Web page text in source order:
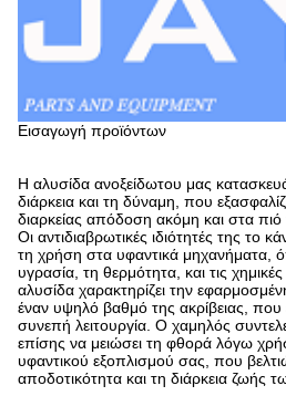
Εισαγωγή προϊόντων
Η αλυσίδα ανοξείδωτου μας
διάρκεια και τη δύναμη, που
διαρκείας απόδοση ακόμη και στα πιό
Οι αντιδιαβρωτικές ιδιότητές της το
τη χρήση στα υφαντικά μηχανήματα,
υγρασία, τη θερμότητα, και τις
αλυσίδα χαρακτηρίζει την
έναν υψηλό βαθμό της ακρίβειας, που
συνεπή λειτουργία. Ο χαμηλός
επίσης να μειώσει τη φθορά λόγω
υφαντικού εξοπλισμού σας, που
αποδοτικότητα και τη διάρκεια ζωής